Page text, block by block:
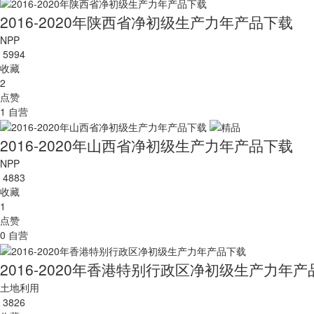
2016-2020年陕西省净初级生产力年产品下载
NPP
5994
收藏
2
点赞
1 自营
2016-2020年山西省净初级生产力年产品下载
NPP
4883
收藏
1
点赞
0 自营
2016-2020年香港特别行政区净初级生产力年产
土地利用
3826